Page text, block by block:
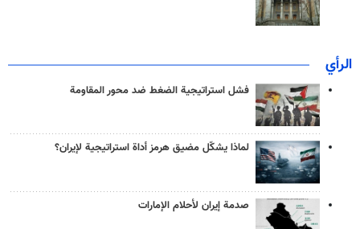
الرأي
فشل استراتيجية الضغط ضد محور المقاومة
لماذا يشكّل مضيق هرمز أداة استراتيجية لإيران؟
صدمة إيران لأحلام الإمارات